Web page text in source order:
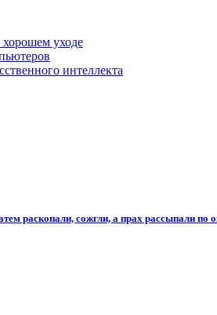
хорошем уходе
интеллекта
раскопали, сожгли, а прах рассыпали по